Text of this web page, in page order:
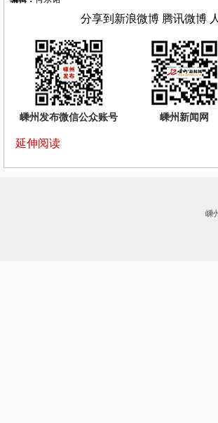
分享到 新浪微博 腾讯微博
嵊州发布微信公众账号 嵊州新闻网
延伸阅读
嵊